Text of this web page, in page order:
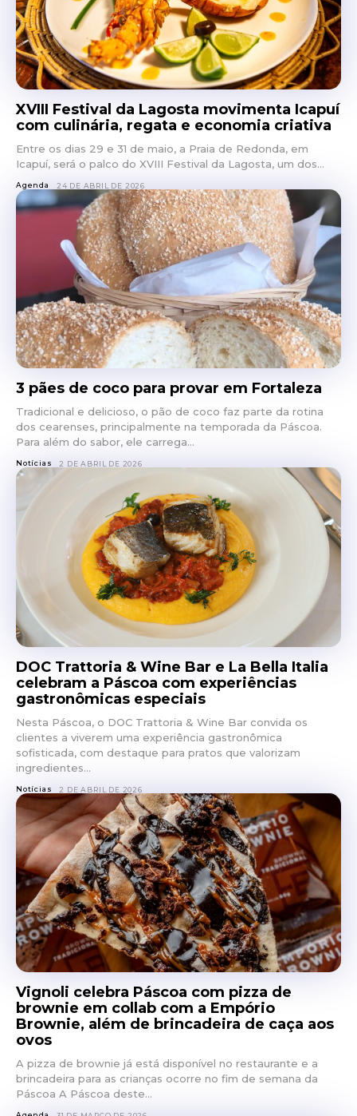
XVIII Festival da Lagosta movimenta Icapuí
com culinária, regata e economia criativa
Entre os dias 29 e 31 de maio, a Praia de Redonda, em
Icapuí, será o palco do XVIII Festival da Lagosta, um dos...
Agenda 24 DE ABRIL DE 2026
3 pães de coco para provar em Fortaleza
Tradicional e delicioso, o pão de coco faz parte da rotina
dos cearenses, principalmente na temporada da Páscoa.
Para além do sabor, ele carrega...
Notícias 2 DE ABRIL DE 2026
DOC Trattoria & Wine Bar e La Bella Italia
celebram a Páscoa com experiências
gastronômicas especiais
Nesta Páscoa, o DOC Trattoria & Wine Bar convida os
clientes a viverem uma experiência gastronômica
sofisticada, com destaque para pratos que valorizam
ingredientes...
Notícias 2 DE ABRIL DE 2026
Vignoli celebra Páscoa com pizza de
brownie em collab com a Empório
Brownie, além de brincadeira de caça aos
ovos
A pizza de brownie já está disponível no restaurante e a
brincadeira para as crianças ocorre no fim de semana da
Páscoa A Páscoa deste...